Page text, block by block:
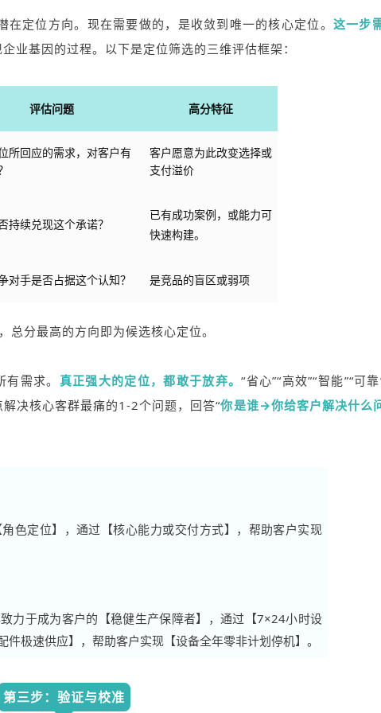
定位方向。现在需要做的，是收敛到唯一的核心定位。 这一步
业基因的过程。以下是定位筛选的三维评估框架：
评估问题 高分特征
所回应的需求，对客户有
客户愿意为此改变选择或
支付溢价
持续兑现这个承诺？
已有成功案例，或能力可
快速构建。
对手是否占据这个认知？ 是竞品的盲区或弱项
分最高的方向即为候选核心定位。
需求。 真正强大的定位，都敢于放弃。“省心”“高效”“智能”“可
决核心客群最痛的1-2个问题，回答“你是谁→你给客户解决什么
色定位】，通过【核心能力或交付方式】，帮助客户实现
力于成为客户的【稳健生产保障者】，通过【7×24小时设
极速供应】，帮助客户实现【设备全年零非计划停机】。
第三步：验证与校准